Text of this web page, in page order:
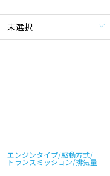
未選択
エンジンタイプ/駆動方式/
トランスミッション/排気量